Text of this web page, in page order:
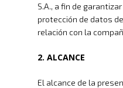
S.A., a fin de
protección de datos
relación con la
2. ALCANCE
El alcance de la